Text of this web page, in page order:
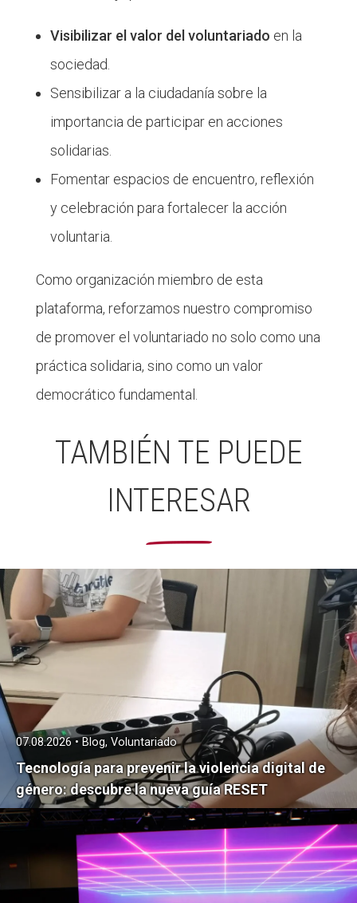
Visibilizar el valor del voluntariado en la
sociedad.
Sensibilizar a la ciudadanía sobre la
importancia de participar en acciones
solidarias.
Fomentar espacios de encuentro, reflexión
y celebración para fortalecer la acción
voluntaria.
Como organización miembro de esta
plataforma, reforzamos nuestro compromiso
de promover el voluntariado no solo como una
práctica solidaria, sino como un valor
democrático fundamental.
TAMBIÉN TE PUEDE
INTERESAR
Tecnología para prevenir la violencia digital de
género: descubre la nueva guía RESET
07.08.2026 • Blog, Voluntariado